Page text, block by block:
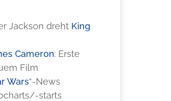
Jackson dreht King
Cameron: Erste
Film
Wars“-News
starts